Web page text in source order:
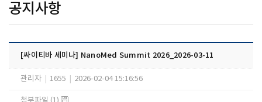
공지사항
[싸이티바 세미나] NanoMed Summit 2026_2026-03-11
관리자 1655 2026-02-04 15:16:56